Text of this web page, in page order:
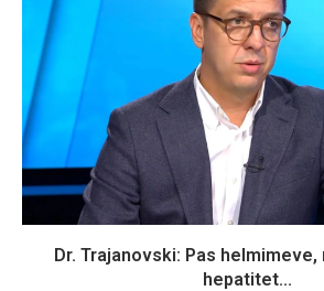
Dr. Trajanovski: Pas helmimeve,
hepatitet...